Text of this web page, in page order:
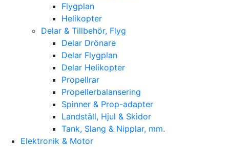
Flygplan
Helikopter
Delar & Tillbehör, Flyg
Delar Drönare
Delar Flygplan
Delar Helikopter
Propellrar
Propellerbalansering
Spinner & Prop-adapter
Landställ, Hjul & Skidor
Tank, Slang & Nipplar, mm.
Elektronik & Motor